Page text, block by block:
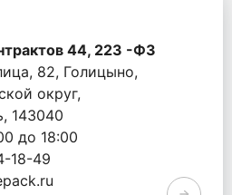
44, 223 -ФЗ
82, Голицыно,
округ,
143040
до 18:00
18-49